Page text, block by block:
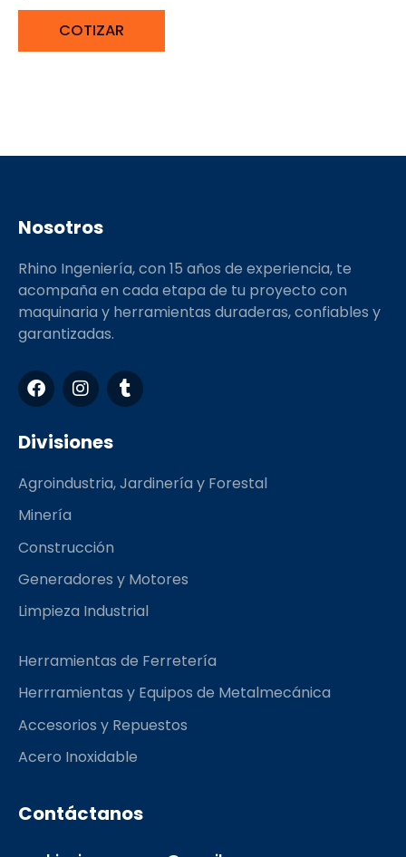
COTIZAR
Nosotros
Rhino Ingeniería, con 15 años de experiencia, te
acompaña en cada etapa de tu proyecto con
maquinaria y herramientas duraderas, confiables y
garantizadas.
F
a
c
e
b
o
k
I
n
s
t
a
r
T
u
m
Divisiones
Agroindustria, Jardinería y Forestal
Minería
Construcción
Generadores y Motores
Limpieza Industrial
Herramientas de Ferretería
Herrramientas y Equipos de Metalmecánica
Accesorios y Repuestos
Acero Inoxidable
Contáctanos